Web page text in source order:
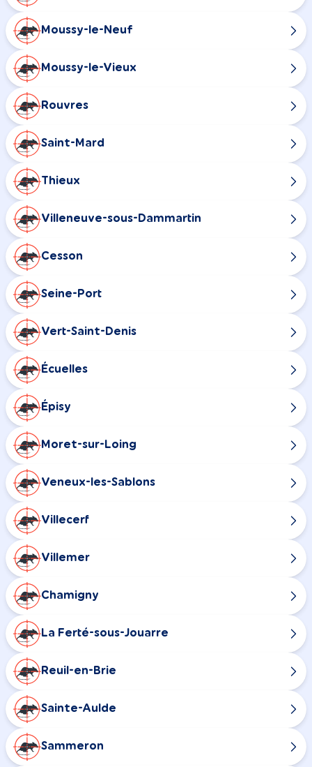
Moussy-le-Neuf
Moussy-le-Vieux
Rouvres
Saint-Mard
Thieux
Villeneuve-sous-Dammartin
Cesson
Seine-Port
Vert-Saint-Denis
Écuelles
Épisy
Moret-sur-Loing
Veneux-les-Sablons
Villecerf
Villemer
Chamigny
La Ferté-sous-Jouarre
Reuil-en-Brie
Sainte-Aulde
Sammeron